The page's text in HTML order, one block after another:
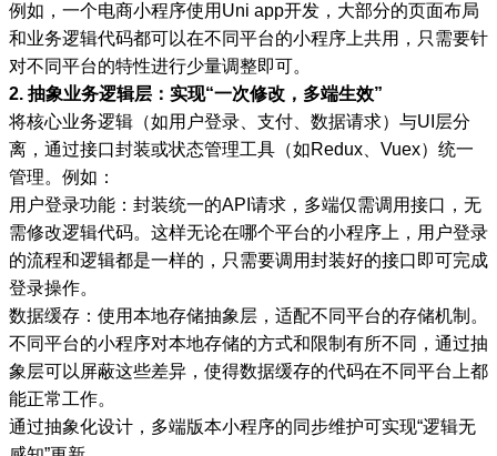
例如，一个电商小程序使用Uni app开发，大部分的页面布局
和业务逻辑代码都可以在不同平台的小程序上共用，只需要针
对不同平台的特性进行少量调整即可。
2. 抽象业务逻辑层：实现“一次修改，多端生效”
将核心业务逻辑（如用户登录、支付、数据请求）与UI层分
离，通过接口封装或状态管理工具（如Redux、Vuex）统一
管理。例如：
用户登录功能：封装统一的API请求，多端仅需调用接口，无
需修改逻辑代码。这样无论在哪个平台的小程序上，用户登录
的流程和逻辑都是一样的，只需要调用封装好的接口即可完成
登录操作。
数据缓存：使用本地存储抽象层，适配不同平台的存储机制。
不同平台的小程序对本地存储的方式和限制有所不同，通过抽
象层可以屏蔽这些差异，使得数据缓存的代码在不同平台上都
能正常工作。
通过抽象化设计，多端版本小程序的同步维护可实现“逻辑无